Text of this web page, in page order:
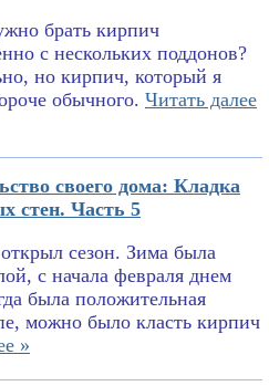
брать кирпич
с нескольких поддонов?
но кирпич, который я
обычного. Читать далее
своего дома: Кладка
стен. Часть 5
сезон. Зима была
с начала февраля днем
была положительная
можно было класть кирпич
»